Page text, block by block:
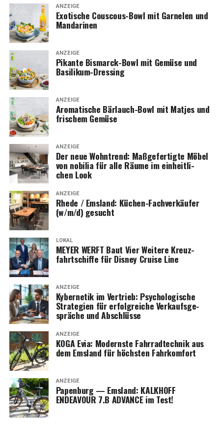
ANZEIGE
Exo­ti­sche Cous­cous-Bowl mit Gar­ne­len und
Mandarinen
ANZEIGE
Pikan­te Bis­marck-Bowl mit Gemü­se und
Basilikum-Dressing
ANZEIGE
Aro­ma­ti­sche Bär­lauch-Bowl mit Mat­jes und
fri­schem Gemüse
ANZEIGE
Der neue Wohn­trend: Maß­ge­fer­tig­te Möbel
von nobi­lia für alle Räu­me im ein­heit­li­
chen Look
ANZEIGE
Rhe­de / Ems­land: Küchen-Fach­ver­käu­fer
(w/m/d) gesucht
LOKAL
MEYER WERFT Baut Vier Wei­te­re Kreuz­
fahrt­schif­fe für Dis­ney Crui­se Line
ANZEIGE
Kyber­ne­tik im Ver­trieb: Psy­cho­lo­gi­sche
Stra­te­gien für erfolg­rei­che Ver­kaufs­ge­
sprä­che und Abschlüsse
ANZEIGE
KOGA Evia: Moderns­te Fahr­rad­tech­nik aus
dem Ems­land für höchs­ten Fahrkomfort
ANZEIGE
Papen­burg — Ems­land: KALKHOFF
ENDEAVOUR 7.B ADVANCE im Test!